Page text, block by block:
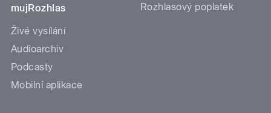
mujRozhlas
Živé vysílání
Audioarchiv
Podcasty
Mobilní aplikace
Rozhlasový poplatek